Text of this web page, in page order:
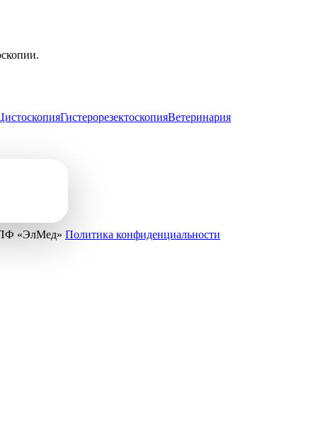
ГистерорезектоскопияВетеринария
«ЭлМед» Политика конфиденциальности